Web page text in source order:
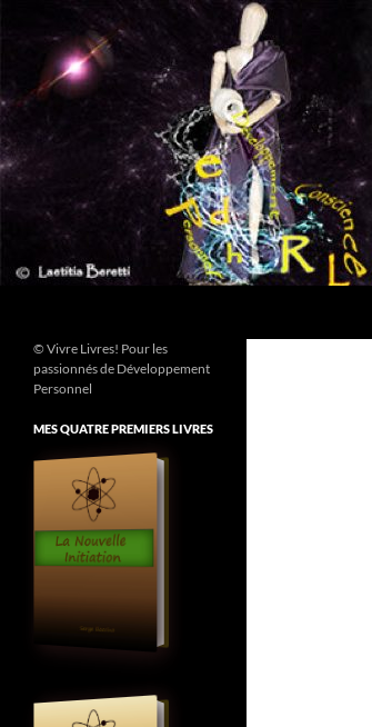
contenu
© Vivre Livres! Pour les
passionnés de Développement
Personnel
MES QUATRE PREMIERS LIVRES